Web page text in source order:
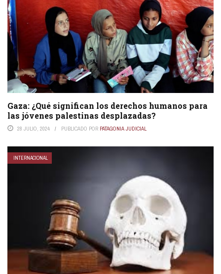
Gaza: ¿Qué significan los derechos humanos para
las jóvenes palestinas desplazadas?
28 JULIO, 2024 PUBLICADO POR PATAGONIA JUDICIAL
INTERNACIONAL